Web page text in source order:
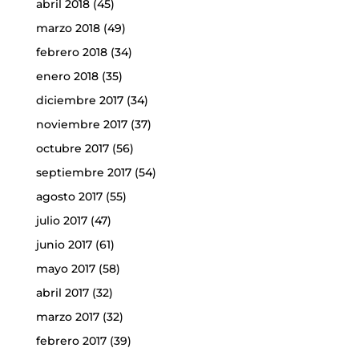
abril 2018(45)
marzo 2018(49)
febrero 2018(34)
enero 2018(35)
diciembre 2017(34)
noviembre 2017(37)
octubre 2017(56)
septiembre 2017(54)
agosto 2017(55)
julio 2017(47)
junio 2017(61)
mayo 2017(58)
abril 2017(32)
marzo 2017(32)
febrero 2017(39)